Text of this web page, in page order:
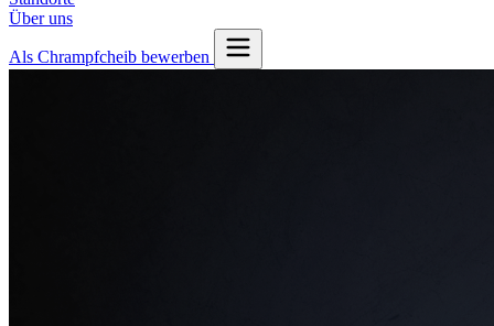
Über uns
Als Chrampfcheib bewerben